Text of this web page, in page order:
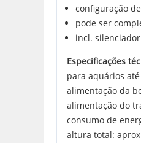
configuração
pode ser
incl. silenciador
Especificações
para aquários
alimentação da
alimentação do
consumo de
altura total: